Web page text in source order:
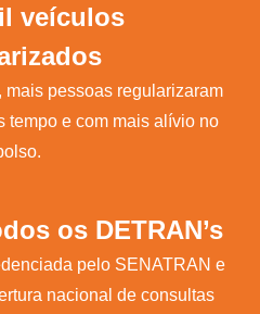
veículos
pessoas regularizaram
tempo e com mais alívio no
os DETRAN’s
pelo SENATRAN e
nacional de consultas